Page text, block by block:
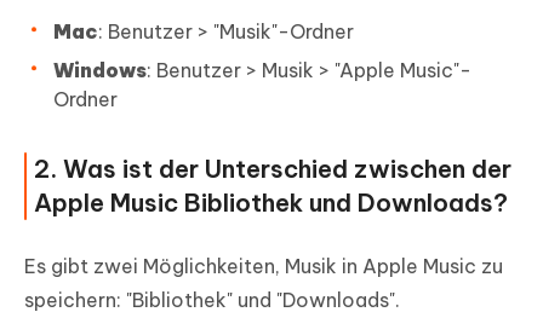
Mac: Benutzer > "Musik"-Ordner
Windows: Benutzer > Musik > "Apple Music"-
Ordner
2. Was ist der Unterschied zwischen der
Apple Music Bibliothek und Downloads?
Es gibt zwei Möglichkeiten, Musik in Apple Music zu
speichern: "Bibliothek" und "Downloads".